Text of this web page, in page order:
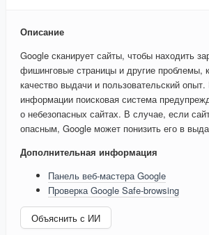
Описание
Google сканирует сайты, чтобы находить
фишинговые страницы и другие проблемы,
качество выдачи и пользовательский
информации поисковая система
о небезопасных сайтах. В случае, если
опасным, Google может понизить его в
Дополнительная информация
Панель веб-мастера Google
Проверка Google Safe-browsing
Объяснить с ИИ